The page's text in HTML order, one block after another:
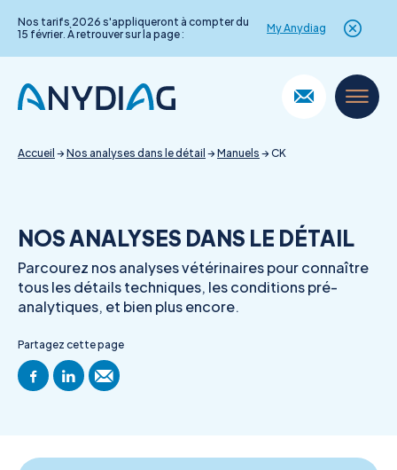
Nos tarifs 2026 s'appliqueront à compter du
15 février. À retrouver sur la page :
My Anydiag
content
Accueil →Nos analyses dans le détail →Manuels →CK
NOS ANALYSES DANS LE DÉTAIL
Parcourez nos analyses vétérinaires pour connaître
tous les détails techniques, les conditions pré-
analytiques, et bien plus encore.
Partagez cette page